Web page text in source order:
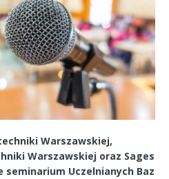
Warszawskiej,
Warszawskiej oraz Sages
Uczelnianych Baz